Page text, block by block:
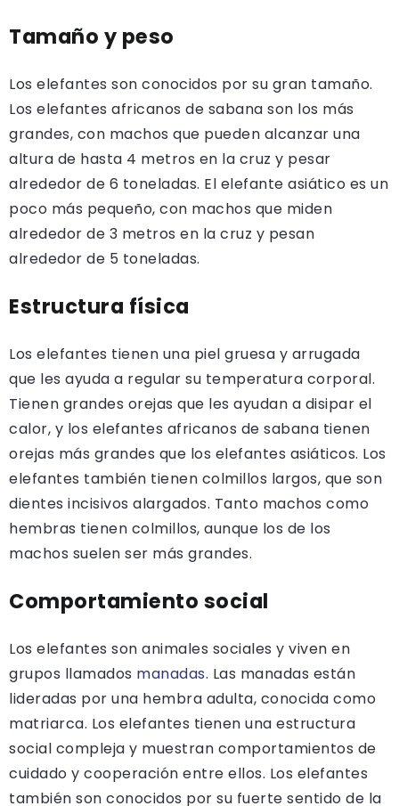
Tamaño y peso
Los elefantes son conocidos por su gran tamaño.
Los elefantes africanos de sabana son los más
grandes, con machos que pueden alcanzar una
altura de hasta 4 metros en la cruz y pesar
alrededor de 6 toneladas. El elefante asiático es un
poco más pequeño, con machos que miden
alrededor de 3 metros en la cruz y pesan
alrededor de 5 toneladas.
Estructura física
Los elefantes tienen una piel gruesa y arrugada
que les ayuda a regular su temperatura corporal.
Tienen grandes orejas que les ayudan a disipar el
calor, y los elefantes africanos de sabana tienen
orejas más grandes que los elefantes asiáticos. Los
elefantes también tienen colmillos largos, que son
dientes incisivos alargados. Tanto machos como
hembras tienen colmillos, aunque los de los
machos suelen ser más grandes.
Comportamiento social
Los elefantes son animales sociales y viven en
grupos llamados manadas. Las manadas están
lideradas por una hembra adulta, conocida como
matriarca. Los elefantes tienen una estructura
social compleja y muestran comportamientos de
cuidado y cooperación entre ellos. Los elefantes
también son conocidos por su fuerte sentido de la